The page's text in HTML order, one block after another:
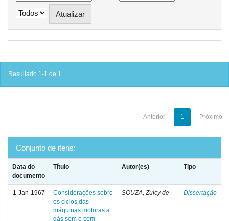
Resultado 1-1 de 1.
Anterior 1 Próximo
Conjunto de itens:
Data do
documento
Título Autor(es) Tipo
1-Jan-1967
Considerações sobre
os ciclos das
máquinas motoras a
gás sem e com
SOUZA, Zulcy de Dissertação